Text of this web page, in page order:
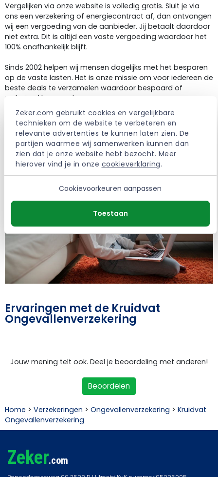
Zeker.com gebruikt cookies en vergelijkbare
technieken om de website te verbeteren en
relevante advertenties te kunnen laten zien. De
partijen waarmee wij samenwerken kunnen dan
zien dat je onze website hebt bezocht. Meer
hierover vind je in onze cookieverklaring.
Cookievoorkeuren aanpassen
Toestaan
Vergelijken via onze website is volledig gratis. Sluit je via
ons een verzekering of energiecontract af, dan ontvangen
wij een vergoeding van de aanbieder. Jij betaalt daardoor
niet extra. Dit is altijd een vaste vergoeding waardoor het
100% onafhankelijk blijft.
Sinds 2002 helpen wij mensen dagelijks met het besparen
op de vaste lasten. Het is onze missie om voor iedereen de
beste deals te verzamelen waardoor bespaard of
verbeterd kan worden.
> Meer over Zeker.com
Ervaringen met de Kruidvat
Ongevallenverzekering
Jouw mening telt ook. Deel je beoordeling met anderen!
Beoordelen
Home > Verzekeringen > Ongevallenverzekering > Kruidvat
Ongevallenverzekering
Zeker.com